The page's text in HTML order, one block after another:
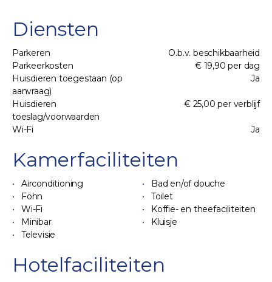
Diensten
Parkeren
O.b.v. beschikbaarheid
Parkeerkosten
€ 19,90 per dag
Huisdieren toegestaan (op
aanvraag)
Ja
Huisdieren
toeslag/voorwaarden
€ 25,00 per verblijf
Wi-Fi Ja
Kamerfaciliteiten
Airconditioning
Bad en/of douche
Föhn
Toilet
Wi-Fi
Koffie- en theefaciliteiten
Minibar
Kluisje
Televisie
Hotelfaciliteiten